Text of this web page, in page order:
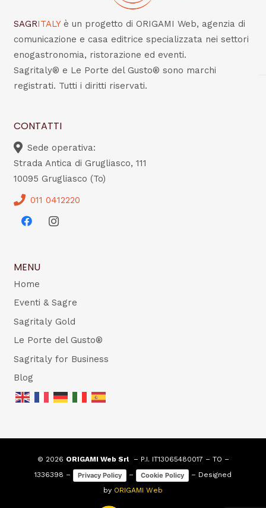
SAGRITALY è un progetto di ORIGAMI Web, agenzia di
comunicazione e casa editrice specializzata nei settori
enogastronomia, ristorazione ed eventi.
Sagritaly® e Le Porte del Gusto® sono marchi
registrati. Tutti i diritti riservati.
CONTATTI
Sede operativa:
Strada Antica di Grugliasco, 111
10095 Grugliasco (To)
011 0412220
MENU
Home
Eventi & Sagre
Sagritaly Gold
Le Porte del Gusto®
Sagritaly for Business
Blog
© 2026 ORIGAMI Web Srl– P.I. IT13065480017 – TO –
1336398 –
Privacy Policy – Cookie Policy
– Designed
by ORIGAMI Web